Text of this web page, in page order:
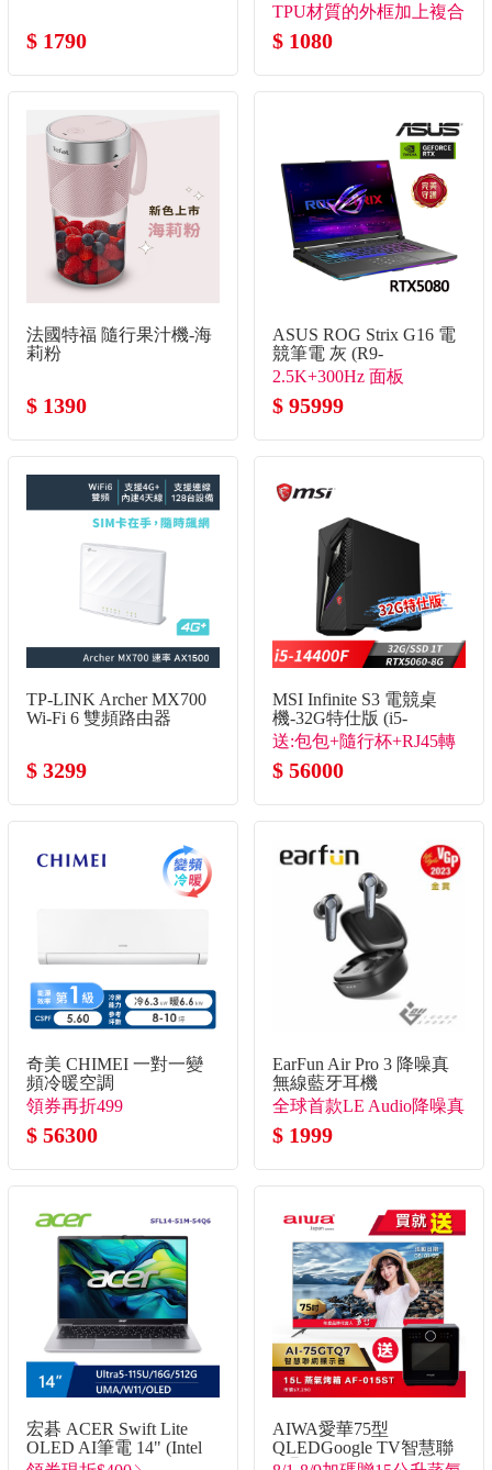
$ 1790
TPU材質的外框加上複合
背板
$ 1080
法國特福 隨行果汁機-海
莉粉
$ 1390
ASUS ROG Strix G16 電
競筆電 灰 (R9-
8940HX/16G/1TB
SSD/GeForce RTX5080)
2.5K+300Hz 面板
$ 95999
TP-LINK Archer MX700
Wi-Fi 6 雙頻路由器
$ 3299
MSI Infinite S3 電競桌
機-32G特仕版 (i5-
14400F/32G/1T
SSD/RTX5060-8G/Win11)
送:包包+隨行杯+RJ45轉
接線
$ 56000
奇美 CHIMEI 一對一變
頻冷暖空調
領券再折499
$ 56300
EarFun Air Pro 3 降噪真
無線藍牙耳機
全球首款LE Audio降噪真
無線
$ 1999
宏碁 ACER Swift Lite
OLED AI筆電 14" (Intel
AIWA愛華75型
QLEDGoogle TV智慧聯